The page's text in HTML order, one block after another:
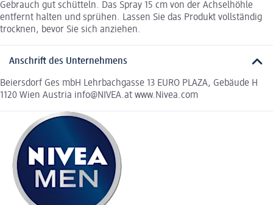
Gebrauch gut schütteln. Das Spray 15 cm von der Achselhöhle
entfernt halten und sprühen. Lassen Sie das Produkt vollständig
trocknen, bevor Sie sich anziehen.
Anschrift des Unternehmens
Beiersdorf Ges mbH Lehrbachgasse 13 EURO PLAZA, Gebäude H
1120 Wien Austria info@NIVEA.at www.Nivea.com